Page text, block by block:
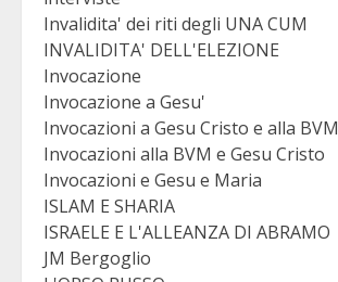
Invalidita' dei riti degli UNA CUM
INVALIDITA' DELL'ELEZIONE
Invocazione
Invocazione a Gesu'
Invocazioni a Gesu Cristo e alla BVM
Invocazioni alla BVM e Gesu Cristo
Invocazioni e Gesu e Maria
ISLAM E SHARIA
ISRAELE E L'ALLEANZA DI ABRAMO
JM Bergoglio